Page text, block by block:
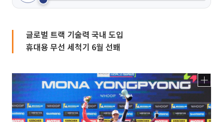
글로벌 트랙 기술력 국내 도입
휴대용 무선 세척기 6월 선봬